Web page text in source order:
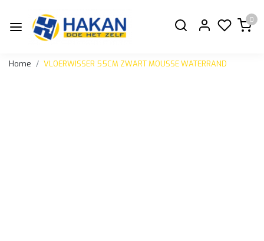
0
Home VLOERWISSER 55CM ZWART MOUSSE WATERRAND